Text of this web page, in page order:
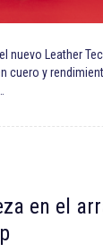
nuevo Leather
cuero y
en el